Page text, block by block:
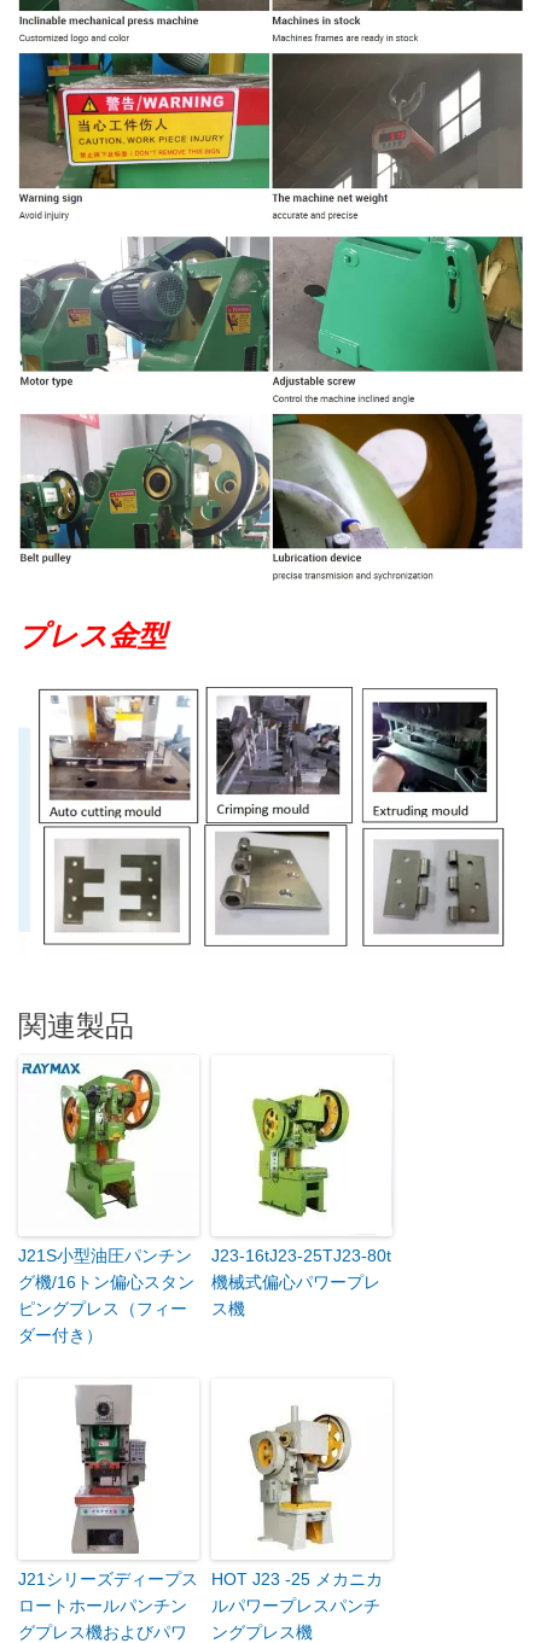
プレス金型
関連製品
J21S小型油圧パンチン
グ機/16トン偏心スタン
ピングプレス（フィー
ダー付き）
J23-16tJ23-25TJ23-80t
機械式偏心パワープレ
ス機
J21シリーズディープス
ロートホールパンチン
グプレス機およびパワ
HOT J23 -25 メカニカ
ルパワープレスパンチ
ングプレス機